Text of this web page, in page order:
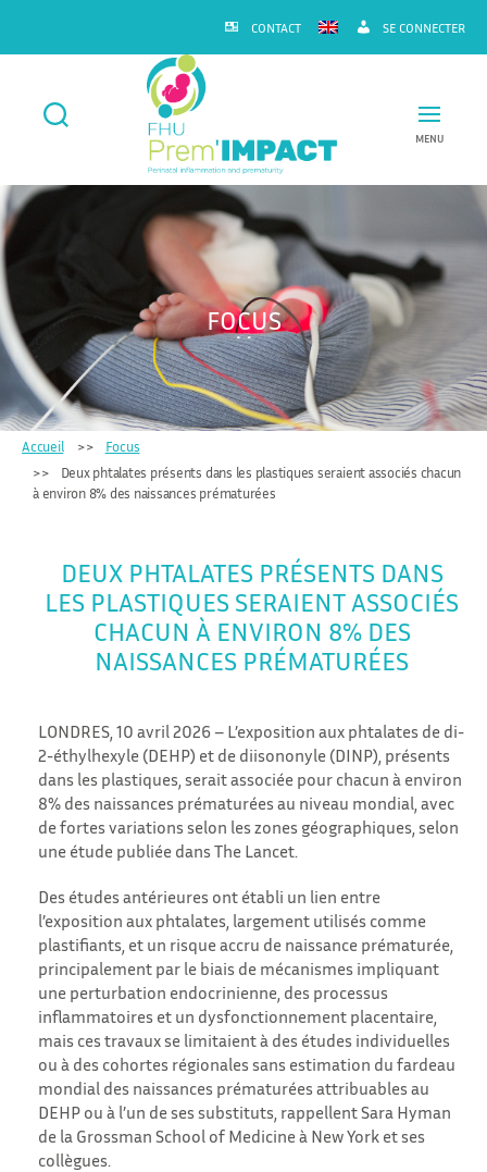
CONTACT SE CONNECTER
FHU
Prem'IMPACT
MENU
FOCUS
Accueil
Focus
Deux phtalates présents dans les plastiques seraient associés chacun
à environ 8% des naissances prématurées
DEUX PHTALATES PRÉSENTS DANS
LES PLASTIQUES SERAIENT ASSOCIÉS
CHACUN À ENVIRON 8% DES
NAISSANCES PRÉMATURÉES
LONDRES, 10 avril 2026 – L’exposition aux phtalates de di-
2-éthylhexyle (DEHP) et de diisononyle (DINP), présents
dans les plastiques, serait associée pour chacun à environ
8% des naissances prématurées au niveau mondial, avec
de fortes variations selon les zones géographiques, selon
une étude publiée dans The Lancet.
Des études antérieures ont établi un lien entre
l’exposition aux phtalates, largement utilisés comme
plastifiants, et un risque accru de naissance prématurée,
principalement par le biais de mécanismes impliquant
une perturbation endocrinienne, des processus
inflammatoires et un dysfonctionnement placentaire,
mais ces travaux se limitaient à des études individuelles
ou à des cohortes régionales sans estimation du fardeau
mondial des naissances prématurées attribuables au
DEHP ou à l’un de ses substituts, rappellent Sara Hyman
de la Grossman School of Medicine à New York et ses
collègues.